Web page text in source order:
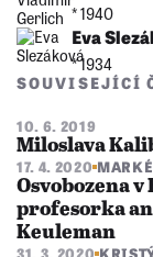
* 1940
Eva
* 1934
SOUVISEJÍCÍ
10. 6. 2019
Miloslava
17. 4. 2020
Osvobozena
profesorka
Keuleman